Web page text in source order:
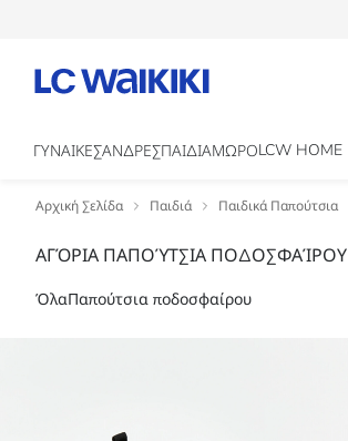
ΓΥΝΑΙΚΕΣΑΝΔΡΕΣΠΑΙΔΙΑΜΩΡΟLCW HOME
Αρχική Σελίδα Παιδιά Παιδικά Παπούτσια
ΑΓΌΡΙΑ ΠΑΠΟΎΤΣΙΑ ΠΟΔΟΣΦΑΊΡΟΥ
ΌλαΠαπούτσια ποδοσφαίρου